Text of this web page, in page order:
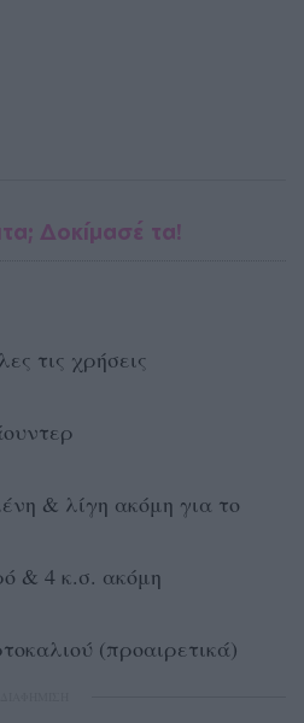
Δοκίμασέ τα!
τις χρήσεις
& λίγη ακόμη για το
& 4 κ.σ. ακόμη
(προαιρετικά)